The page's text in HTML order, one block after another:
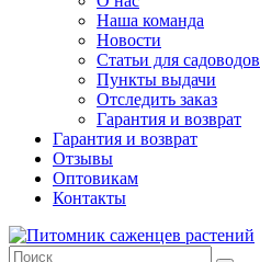
Наша команда
Новости
Статьи для садоводов
Пункты выдачи
Отследить заказ
Гарантия и возврат
Гарантия и возврат
Отзывы
Оптовикам
Контакты